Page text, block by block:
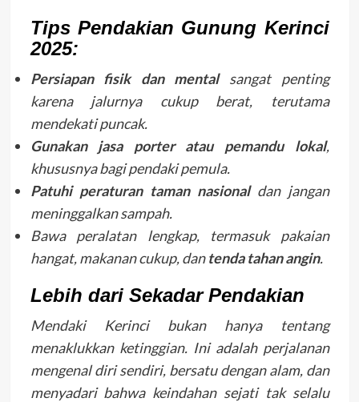
Tips Pendakian Gunung Kerinci
2025:
Persiapan fisik dan mentalsangat penting
karena jalurnya cukup berat, terutama
mendekati puncak.
Gunakan jasa porter atau pemandu lokal,
khususnya bagi pendaki pemula.
Patuhi peraturan taman nasionaldan jangan
meninggalkan sampah.
Bawa peralatan lengkap, termasuk pakaian
hangat, makanan cukup, dantenda tahan angin.
Lebih dari Sekadar Pendakian
Mendaki Kerinci bukan hanya tentang
menaklukkan ketinggian. Ini adalah perjalanan
mengenal diri sendiri, bersatu dengan alam, dan
menyadari bahwa keindahan sejati tak selalu